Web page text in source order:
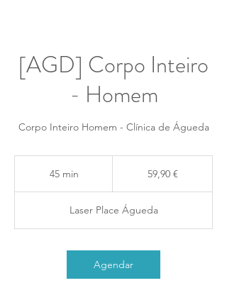
[AGD] Corpo Inteiro
- Homem
Corpo Inteiro Homem - Clínica de Águeda
45 min
i
n
59,90 €
Laser Place Águeda
Agendar